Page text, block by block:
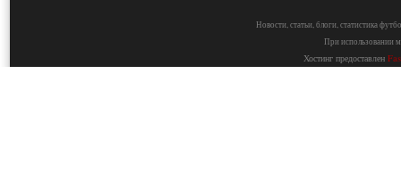
Новости, статьи, блоги, статистика
При использовании
Хостинг предоставлен